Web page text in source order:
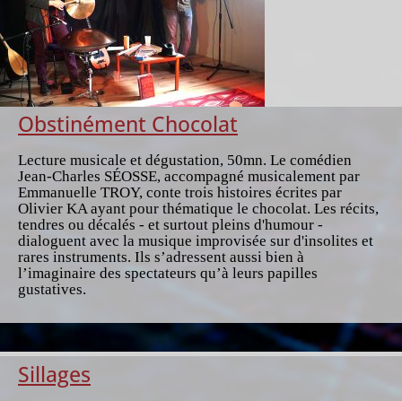
Obstinément Chocolat
Lecture musicale et dégustation, 50mn. Le comédien
Jean-Charles SÉOSSE, accompagné musicalement par
Emmanuelle TROY, conte trois histoires écrites par
Olivier KA ayant pour thématique le chocolat. Les récits,
tendres ou décalés - et surtout pleins d'humour -
dialoguent avec la musique improvisée sur d'insolites et
rares instruments. Ils s’adressent aussi bien à
l’imaginaire des spectateurs qu’à leurs papilles
gustatives.
Sillages